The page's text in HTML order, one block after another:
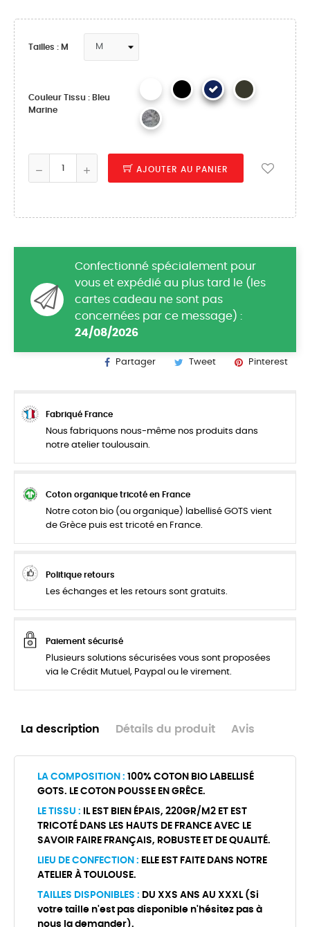
Tailles : M
Couleur Tissu : Bleu
Marine
AJOUTER AU PANIER
Confectionné spécialement pour
vous et expédié au plus tard le (les
cartes cadeau ne sont pas
concernées par ce message) :
24/08/2026
Partager Tweet Pinterest
Fabriqué France
Nous fabriquons nous-même nos produits dans
notre atelier toulousain.
Coton organique tricoté en France
Notre coton bio (ou organique) labellisé GOTS vient
de Grèce puis est tricoté en France.
Politique retours
Les échanges et les retours sont gratuits.
Paiement sécurisé
Plusieurs solutions sécurisées vous sont proposées
via le Crédit Mutuel, Paypal ou le virement.
La description Détails du produit Avis
LA COMPOSITION : 100% COTON BIO LABELLISÉ
GOTS. LE COTON POUSSE EN GRÊCE.
LE TISSU : IL EST BIEN ÉPAIS, 220GR/M2 ET EST
TRICOTÉ DANS LES HAUTS DE FRANCE AVEC LE
SAVOIR FAIRE FRANÇAIS, ROBUSTE ET DE QUALITÉ.
LIEU DE CONFECTION : ELLE EST FAITE DANS NOTRE
ATELIER À TOULOUSE.
TAILLES DISPONIBLES : DU XXS ANS AU XXXL (Si
votre taille n'est pas disponible n'hésitez pas à
nous la demander).